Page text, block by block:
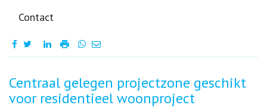
Contact
Omschrijving
Centraal gelegen projectzone geschikt
voor residentieel woonproject